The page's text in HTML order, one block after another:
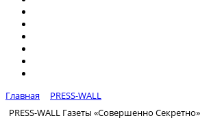
Главная
PRESS-WALL
PRESS-WALL Газеты «Совершенно Секретно»